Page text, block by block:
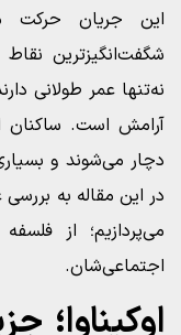
این جریان حرکت
شگفت‌انگیزترین
نه‌تنها عمر طولانی
آرامش است. ساکنان
دچار می‌شوند و
در این مقاله به
می‌پردازیم؛ از
اجتماعی‌شان.
اوکیناوا؛